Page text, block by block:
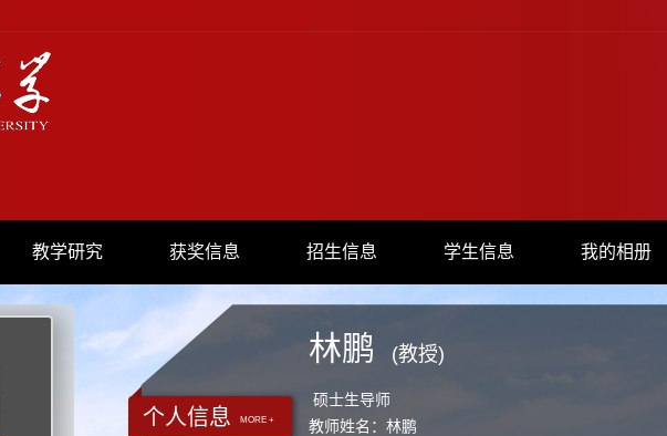
教学研究 获奖信息 招生信息 学生信息 我的相册
个人信息 MORE +
林鹏 (教授)
硕士生导师
教师姓名：林鹏